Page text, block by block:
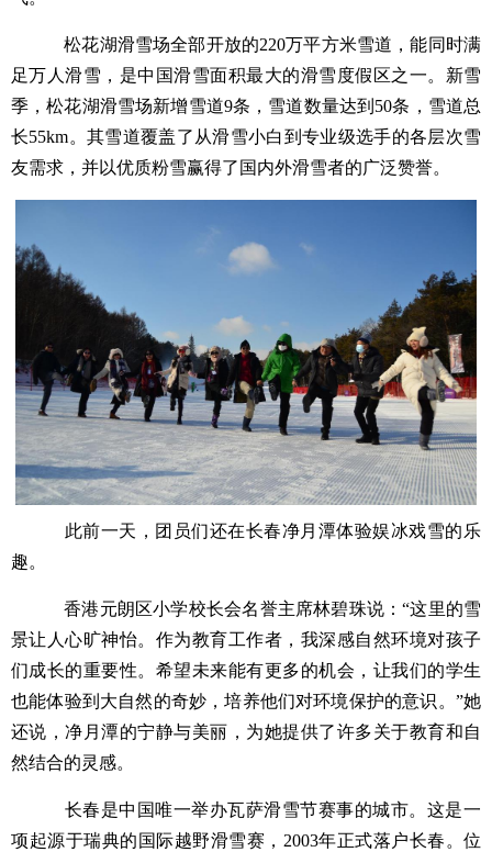
松花湖滑雪场全部开放的220万平方米雪道，能同时满
足万人滑雪，是中国滑雪面积最大的滑雪度假区之一。新雪
季，松花湖滑雪场新增雪道9条，雪道数量达到50条，雪道总
长55km。其雪道覆盖了从滑雪小白到专业级选手的各层次雪
友需求，并以优质粉雪赢得了国内外滑雪者的广泛赞誉。
此前一天，团员们还在长春净月潭体验娱冰戏雪的乐
趣。
香港元朗区小学校长会名誉主席林碧珠说：“这里的雪
景让人心旷神怡。作为教育工作者，我深感自然环境对孩子
们成长的重要性。希望未来能有更多的机会，让我们的学生
也能体验到大自然的奇妙，培养他们对环境保护的意识。”她
还说，净月潭的宁静与美丽，为她提供了许多关于教育和自
然结合的灵感。
长春是中国唯一举办瓦萨滑雪节赛事的城市。这是一
项起源于瑞典的国际越野滑雪赛，2003年正式落户长春。位